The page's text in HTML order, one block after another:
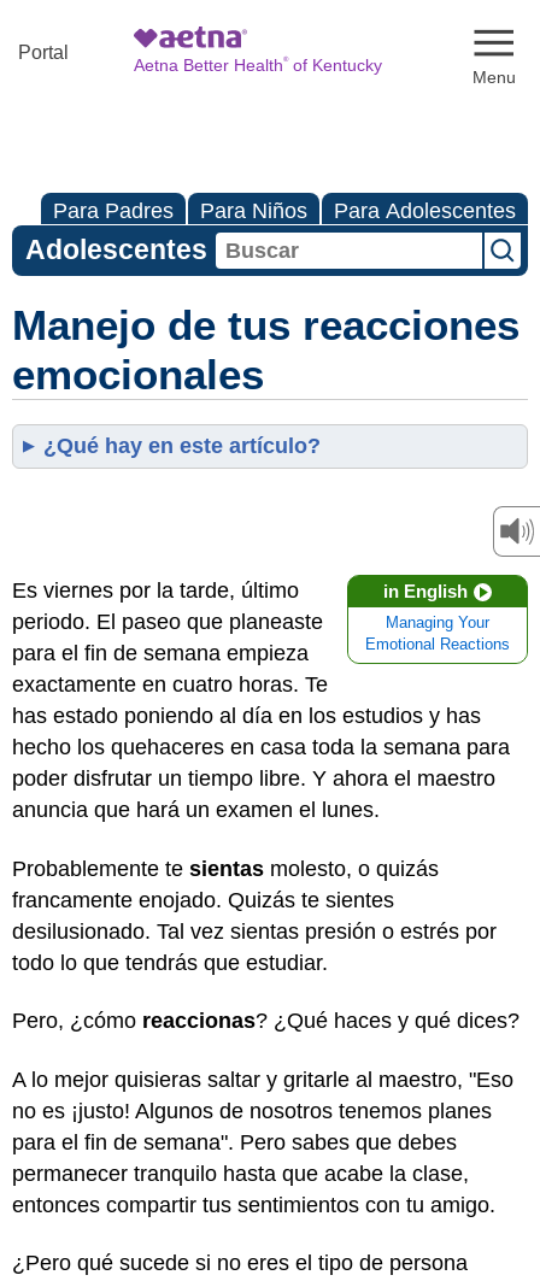
Portal
Aetna Better Health®of Kentucky
Para Padres Para Niños Para Adolescentes
Adolescentes
Manejo de tus reacciones
emocionales
¿Qué hay en este artículo?
in English
Managing Your
Emotional Reactions
Es viernes por la tarde, último
periodo. El paseo que planeaste
para el fin de semana empieza
exactamente en cuatro horas. Te
has estado poniendo al día en los estudios y has
hecho los quehaceres en casa toda la semana para
poder disfrutar un tiempo libre. Y ahora el maestro
anuncia que hará un examen el lunes.
Probablemente te sientas molesto, o quizás
francamente enojado. Quizás te sientes
desilusionado. Tal vez sientas presión o estrés por
todo lo que tendrás que estudiar.
Pero, ¿cómo reaccionas? ¿Qué haces y qué dices?
A lo mejor quisieras saltar y gritarle al maestro, "Eso
no es ¡justo! Algunos de nosotros tenemos planes
para el fin de semana". Pero sabes que debes
permanecer tranquilo hasta que acabe la clase,
entonces compartir tus sentimientos con tu amigo.
¿Pero qué sucede si no eres el tipo de persona